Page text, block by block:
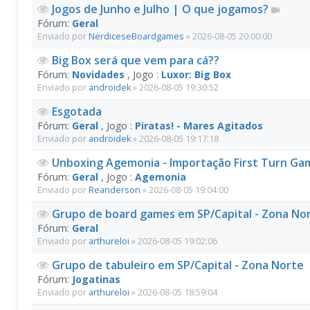
Jogos de Junho e Julho | O que jogamos?
Fórum: Geral
Enviado porNerdiceseBoardgames » 2026-08-05 20:00:00
Big Box será que vem para cá??
Fórum: Novidades , Jogo : Luxor: Big Box
Enviado por androidek» 2026-08-05 19:30:52
Esgotada
Fórum: Geral , Jogo : Piratas! - Mares Agitados
Enviado por androidek» 2026-08-05 19:17:18
Unboxing Agemonia - Importação First Turn
Fórum: Geral , Jogo : Agemonia
Enviado porReanderson » 2026-08-05 19:04:00
Grupo de board games em SP/Capital - Zona
Fórum: Geral
Enviado por arthureloi » 2026-08-05 19:02:06
Grupo de tabuleiro em SP/Capital - Zona Norte
Fórum: Jogatinas
Enviado por arthureloi » 2026-08-05 18:59:04